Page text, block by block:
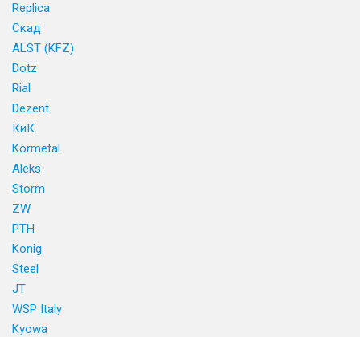
Replica
Скад
ALST (KFZ)
Dotz
Rial
Dezent
КиК
Kormetal
Aleks
Storm
ZW
PTH
Konig
Steel
JT
WSP Italy
Kyowa